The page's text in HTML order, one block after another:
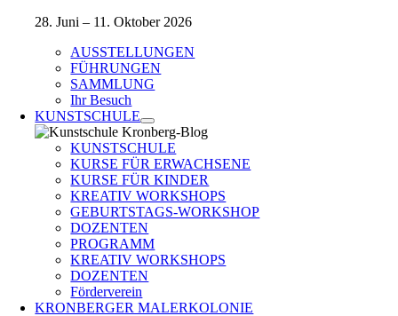
28. Juni – 11. Oktober 2026
AUSSTELLUNGEN
FÜHRUNGEN
SAMMLUNG
Ihr Besuch
KUNSTSCHULE
KUNSTSCHULE
KURSE FÜR ERWACHSENE
KURSE FÜR KINDER
KREATIV WORKSHOPS
GEBURTSTAGS-WORKSHOP
DOZENTEN
PROGRAMM
KREATIV WORKSHOPS
DOZENTEN
Förderverein
KRONBERGER MALERKOLONIE